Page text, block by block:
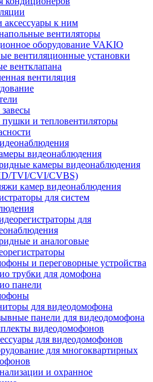
аксессуары к ним
вентиляторы
оборудование VAKIO
вентиляционные установки
вентклапана
вентиляция
и тепловентиляторы
видеонаблюдения
камеры видеонаблюдения
TVI/CVI/CVBS)
камер видеонаблюдения
для систем
для
и аналоговые
и переговорные устройства
трубки для домофона
панели
для видеодомофона
панели для видеодомофона
видеодомофонов
для видеодомофонов
для многоквартирных
и охранное